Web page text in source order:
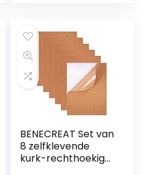
BENECREAT Set van
8 zelfklevende
kurk-rechthoekige